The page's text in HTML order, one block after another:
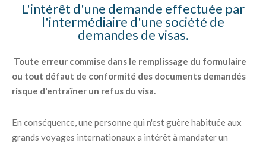
L'intérêt d'une demande effectuée par
l'intermédiaire d'une société de
demandes de visas.
Toute erreur commise dans le remplissage du formulaire
ou tout défaut de conformité des documents demandés
risque d'entraîner un refus du visa.
En conséquence, une personne qui n'est guère habituée aux
grands voyages internationaux a intérêt à mandater un